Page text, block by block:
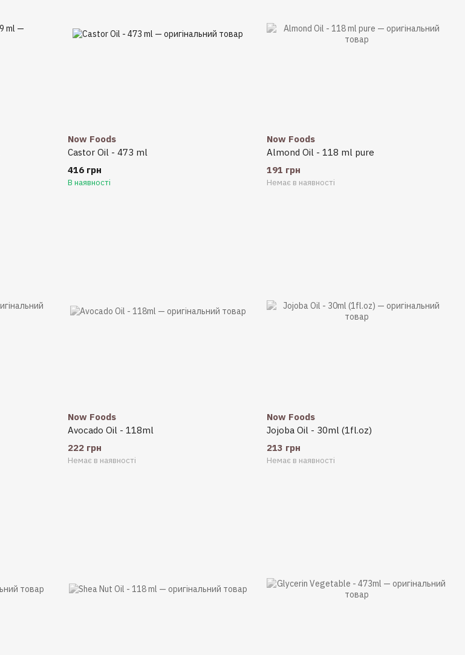
Now Foods
Castor Oil - 473 ml
416 грн
В наявності
Now Foods
Almond Oil - 118 ml pure
191 грн
Немає в наявності
Now Foods
Avocado Oil - 118ml
222 грн
Немає в наявності
Now Foods
Jojoba Oil - 30ml (1fl.oz)
213 грн
Немає в наявності